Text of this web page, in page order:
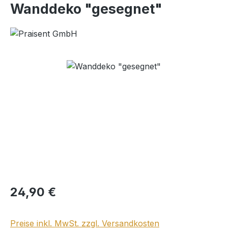
Wanddeko "gesegnet"
Bildergalerie überspringen
Regulärer Preis:
24,90 €
Preise inkl. MwSt. zzgl. Versandkosten